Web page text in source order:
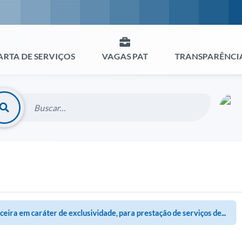
DE SERVIÇOS VAGAS PAT
em caráter de exclusividade, para prestação de serviços de...